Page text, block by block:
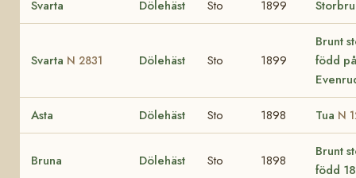
Svarta Dölehäst Sto 1899
Svarta N 2831 Dölehäst Sto 1899
Brunt
född
Asta Dölehäst Sto 1898 Tua N
Bruna Dölehäst Sto 1898
Brunt
född